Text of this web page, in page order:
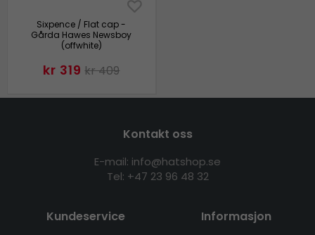
Sixpence / Flat cap -
Gårda Hawes Newsboy
(offwhite)
kr 319 kr 409
Kontakt oss
E-mail: info@hatshop.se
Tel: +47 23 96 48 32
Kundeservice Informasjon